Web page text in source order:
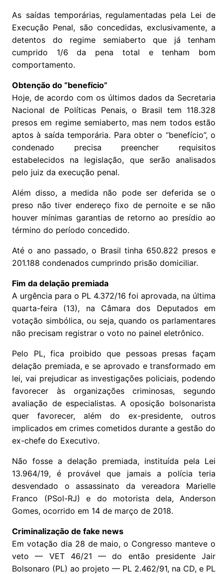
As saídas temporárias, regulamentadas pela Lei de
Execução Penal, são concedidas, exclusivamente, a
detentos do regime semiaberto que já tenham
cumprido 1/6 da pena total e tenham bom
comportamento.
Obtenção do “benefício”
Hoje, de acordo com os últimos dados da Secretaria
Nacional de Políticas Penais, o Brasil tem 118.328
presos em regime semiaberto, mas nem todos estão
aptos à saída temporária. Para obter o “benefício”, o
condenado precisa preencher requisitos
estabelecidos na legislação, que serão analisados
pelo juiz da execução penal.
Além disso, a medida não pode ser deferida se o
preso não tiver endereço fixo de pernoite e se não
houver mínimas garantias de retorno ao presídio ao
término do período concedido.
Até o ano passado, o Brasil tinha 650.822 presos e
201.188 condenados cumprindo prisão domiciliar.
Fim da delação premiada
A urgência para o PL 4.372/16 foi aprovada, na última
quarta-feira (13), na Câmara dos Deputados em
votação simbólica, ou seja, quando os parlamentares
não precisam registrar o voto no painel eletrônico.
Pelo PL, fica proibido que pessoas presas façam
delação premiada, e se aprovado e transformado em
lei, vai prejudicar as investigações policiais, podendo
favorecer às organizações criminosas, segundo
avaliação de especialistas. A oposição bolsonarista
quer favorecer, além do ex-presidente, outros
implicados em crimes cometidos durante a gestão do
ex-chefe do Executivo.
Não fosse a delação premiada, instituída pela Lei
13.964/19, é provável que jamais a polícia teria
desvendado o assassinato da vereadora Marielle
Franco (PSol-RJ) e do motorista dela, Anderson
Gomes, ocorrido em 14 de março de 2018.
Criminalização de fake news
Em votação dia 28 de maio, o Congresso manteve o
veto — VET 46/21 — do então presidente Jair
Bolsonaro (PL) ao projeto — PL 2.462/91, na CD, e PL